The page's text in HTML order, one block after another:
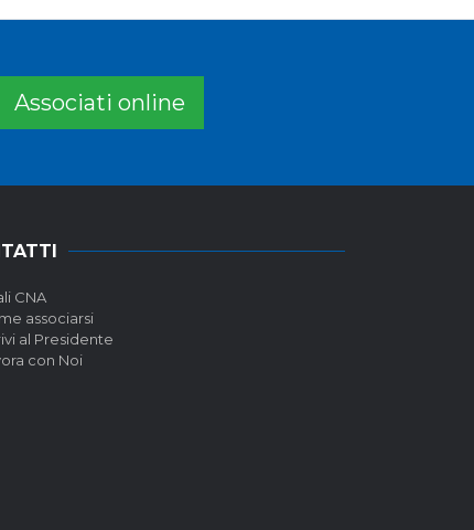
Associati online
CNA
associarsi
al Presidente
con Noi